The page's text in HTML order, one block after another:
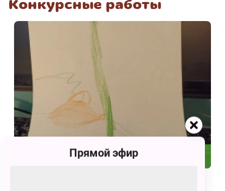
Конкурсные работы
Прямой эфир